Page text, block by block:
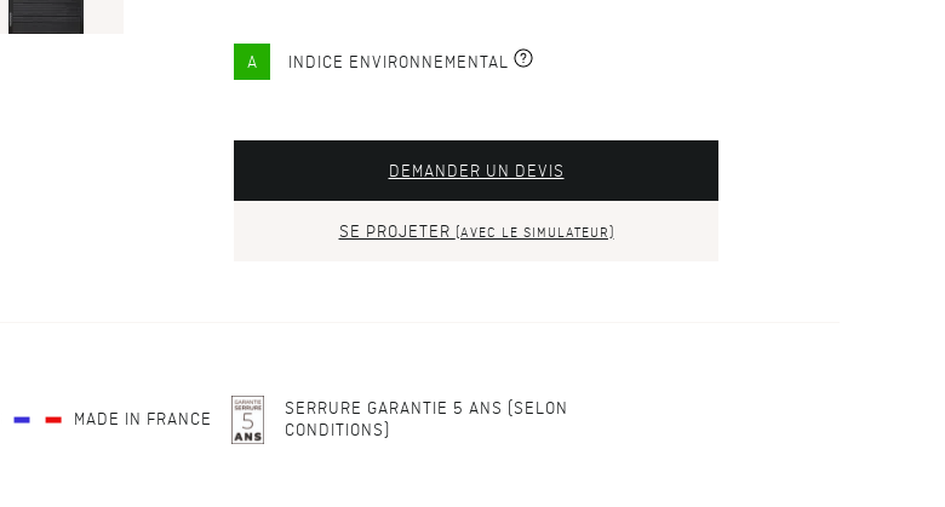
A INDICE ENVIRONNEMENTAL
DEMANDER UN DEVIS
SE PROJETER (AVEC LE SIMULATEUR)
MADE IN FRANCE
SERRURE GARANTIE 5 ANS (SELON
CONDITIONS)